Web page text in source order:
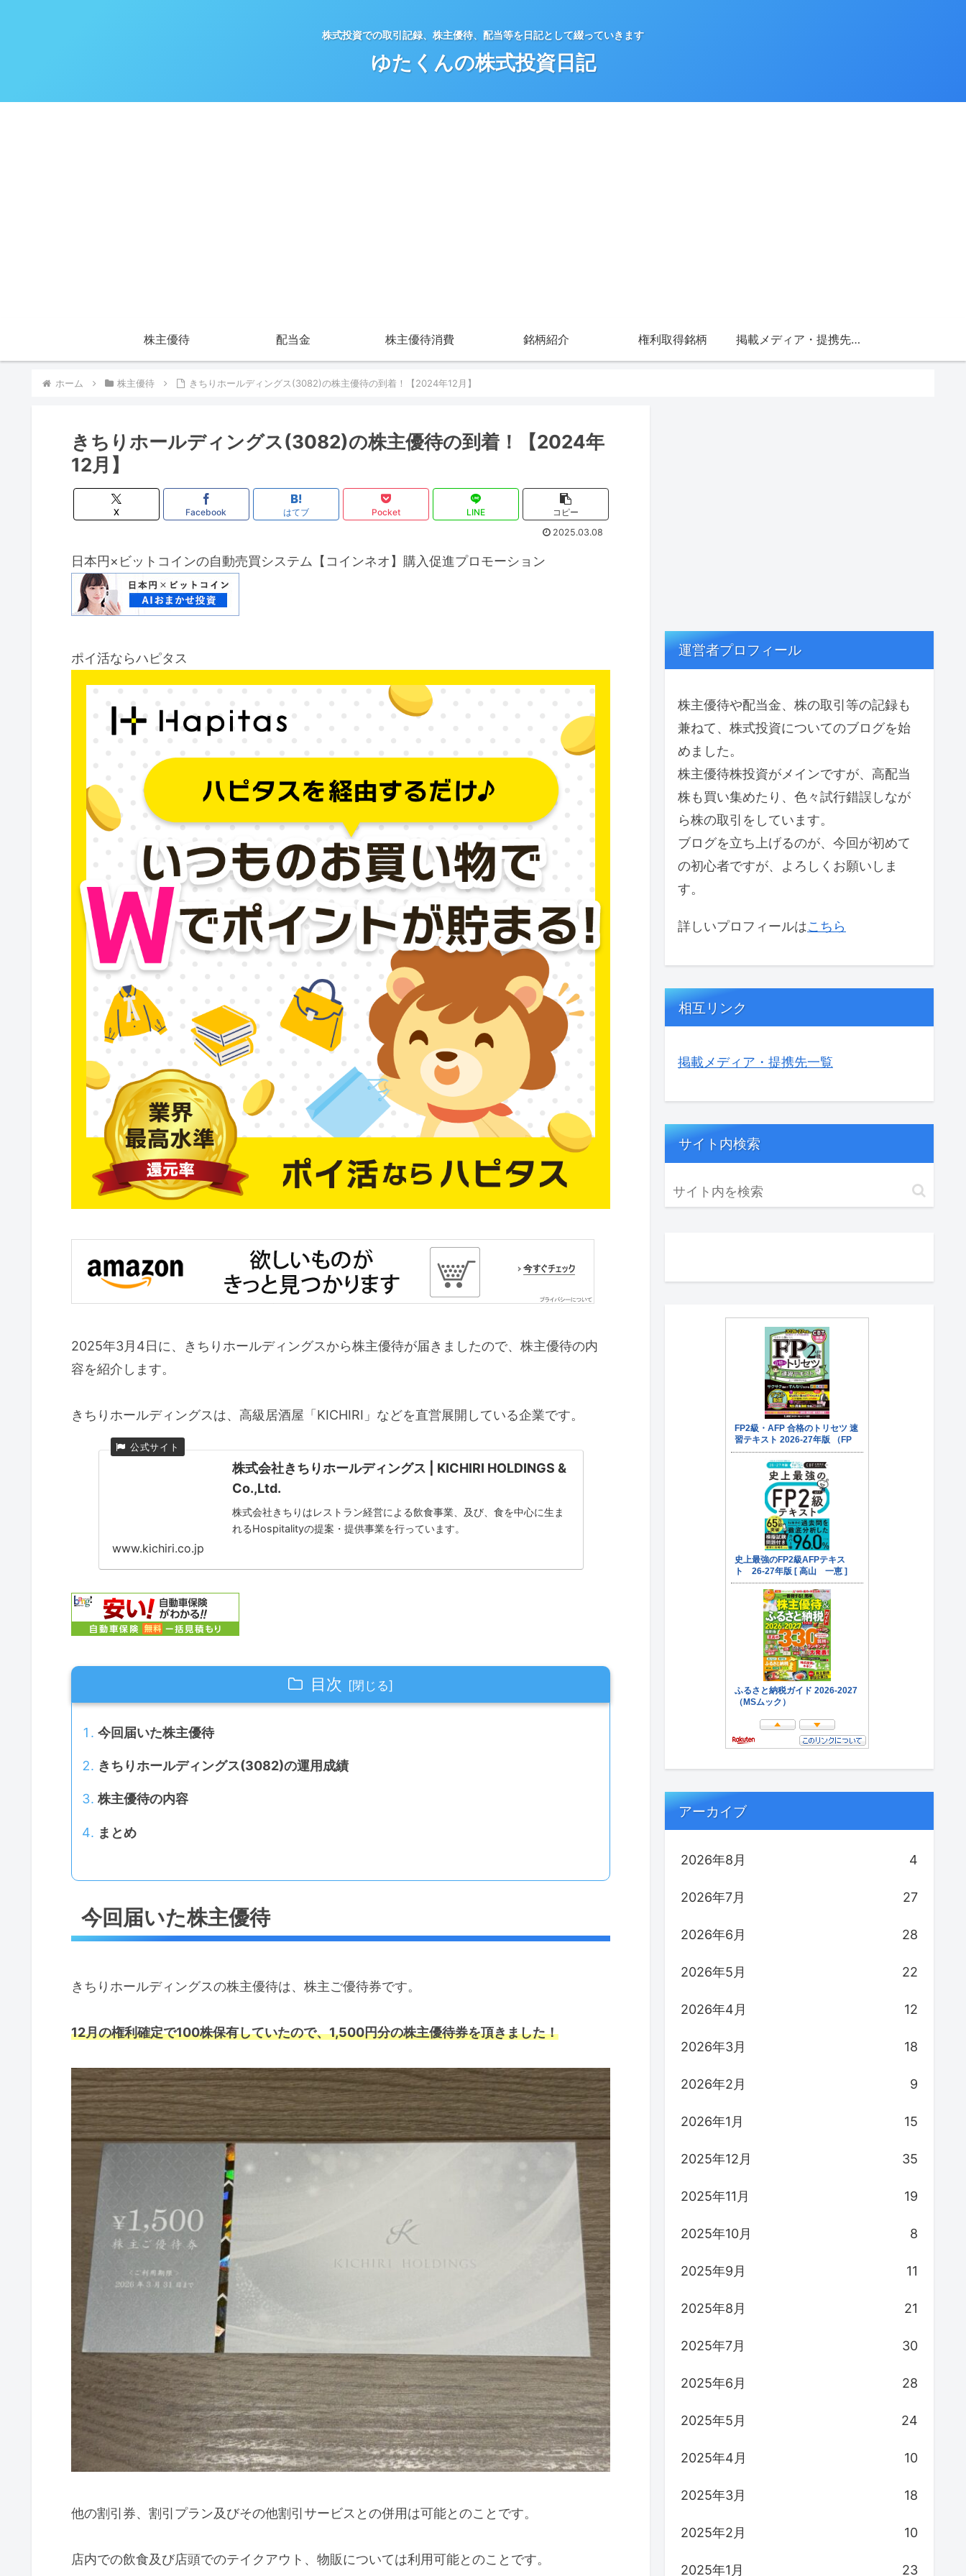
株式投資での取引記録、株主優待、配当等を日記として綴っていきます
ゆたくんの株式投資日記
株主優待 配当金 株主優待消費 銘柄紹介 権利取得銘柄 掲載メディア・提携先一覧
ホーム 株主優待 きちりホールディングス(3082)の株主優待の到着！【2024年12月】
きちりホールディングス(3082)の株主優待の到着！【2024年
12月】
X Facebook はてブ Pocket LINE
コピー
2025.03.08
日本円×ビットコインの自動売買システム【コインネオ】購入促進プロモーション
ポイ活ならハピタス
2025年3月4日に、きちりホールディングスから株主優待が届きましたので、株主優待の内
容を紹介します。
きちりホールディングスは、高級居酒屋「KICHIRI」などを直営展開している企業です。
株式会社きちりホールディングス | KICHIRI HOLDINGS &
Co.,Ltd.
株式会社きちりはレストラン経営による飲食事業、及び、食を中心に生ま
れるHospitalityの提案・提供事業を行っています。
www.kichiri.co.jp
目次
今回届いた株主優待
きちりホールディングス(3082)の運用成績
株主優待の内容
まとめ
今回届いた株主優待
きちりホールディングスの株主優待は、株主ご優待券です。
12月の権利確定で100株保有していたので、1,500円分の株主優待券を頂きました！
他の割引券、割引プラン及びその他割引サービスとの併用は可能とのことです。
店内での飲食及び店頭でのテイクアウト、物販については利用可能とのことです。
運営者プロフィール
株主優待や配当金、株の取引等の記録も
兼ねて、株式投資についてのブログを始
めました。
株主優待株投資がメインですが、高配当
株も買い集めたり、色々試行錯誤しなが
ら株の取引をしています。
ブログを立ち上げるのが、今回が初めて
の初心者ですが、よろしくお願いしま
す。
詳しいプロフィールはこちら
相互リンク
掲載メディア・提携先一覧
サイト内検索
アーカイブ
2026年8月 4
2026年7月 27
2026年6月 28
2026年5月 22
2026年4月 12
2026年3月 18
2026年2月 9
2026年1月 15
2025年12月 35
2025年11月 19
2025年10月 8
2025年9月 11
2025年8月 21
2025年7月 30
2025年6月 28
2025年5月 24
2025年4月 10
2025年3月 18
2025年2月 10
2025年1月 23